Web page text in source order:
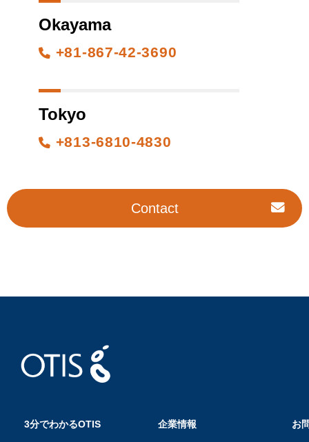
Okayama
+81-867-42-3690
Tokyo
+813-6810-4830
Contact
3分でわかるOTIS 企業情報 お